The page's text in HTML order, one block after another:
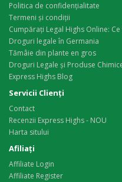
Politica de confidențialitate
Termeni și condiții
Cumpărați Legal Highs Online:
Droguri legale în Germania
Tămâie din plante en gros
Droguri Legale și Produse
Express Highs Blog
Servicii Clienţi
Contact
Recenzii Express Highs - NOU
Harta sitului
Afiliaţi
Affiliate Login
Affiliate Register